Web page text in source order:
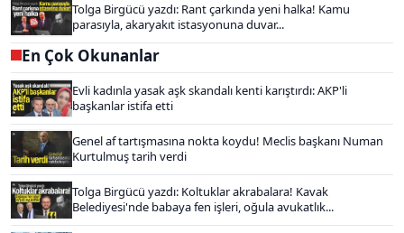
Tolga Birgücü yazdı: Rant çarkında yeni halka! Kamu
parasıyla, akaryakıt istasyonuna duvar...
En Çok Okunanlar
Evli kadınla yasak aşk skandalı kenti karıştırdı: AKP'li
başkanlar istifa etti
Genel af tartışmasına nokta koydu! Meclis başkanı Numan
Kurtulmuş tarih verdi
Tolga Birgücü yazdı: Koltuklar akrabalara! Kavak
Belediyesi'nde babaya fen işleri, oğula avukatlık...